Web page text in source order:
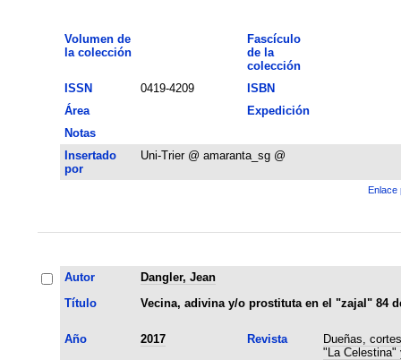
Volumen de
la colección
Fascículo
de la
colección
ISSN
0419-4209
ISBN
Área
Expedición
Notas
Insertado
por
Uni-Trier @ amaranta_sg @
Enlace
Autor
Dangler, Jean
Título
Vecina, adivina y/o prostituta en el "zajal" 84
Año 2017 Revista
Dueñas,
"La Celestina"